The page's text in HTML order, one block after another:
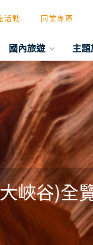
活動 同業專區
國內旅遊 主
峽谷)全